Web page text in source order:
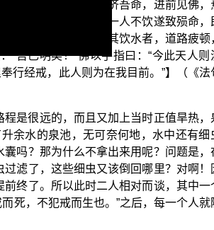
言曰：“且当饮水以济吾命，进前见佛，
快饮，于是进路；一人不饮遂致殒命，
作礼，却住一面。其饮水者，道路疲顿
“吾已明矣！”佛以手指曰：“今此天人则
行经戒，此人则为在我目前。”】（《法
是很远的，而且又加上当时正值旱热，
余水的泉池，无可奈何地，水中还有细
吗？那为什么不拿出来用呢？问题是，
滤了，这些细虫又该倒回哪里？对啊！
终了。所以此时二人相对而谈，其中一
死，不犯戒而生也。”之后，每一个人就